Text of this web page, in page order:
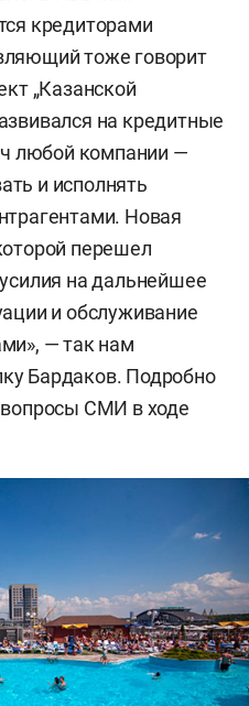
кредиторами
тоже говорит
„Казанской
на кредитные
любой компании —
и исполнять
Новая
перешел
на дальнейшее
и обслуживание
— так нам
Бардаков. Подробно
СМИ в ходе